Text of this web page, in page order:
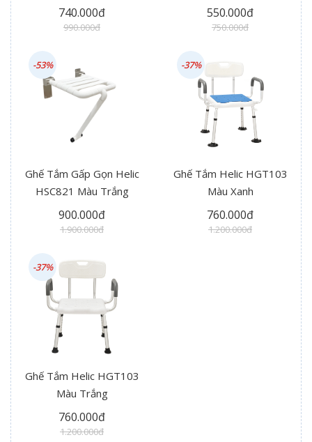
740.000đ
990.000đ
550.000đ
750.000đ
Ghế Tắm Gấp Gọn Helic
HSC821 Màu Trắng
900.000đ
1.900.000đ
-53%
Ghế Tắm Helic HGT103
Màu Xanh
760.000đ
1.200.000đ
-37%
Ghế Tắm Helic HGT103
Màu Trắng
760.000đ
1.200.000đ
-37%